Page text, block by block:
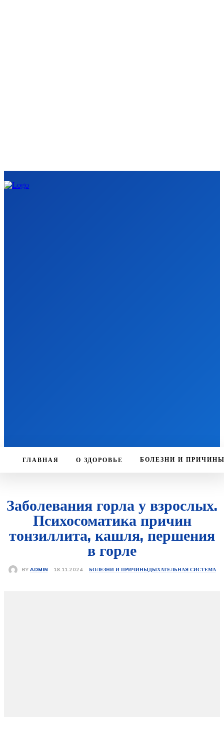
ГЛАВНАЯ О ЗДОРОВЬЕ БОЛЕЗНИ И
Заболевания горла у взрослых.
Психосоматика причин
тонзиллита, кашля, першения
в горле
BY ADMIN 18.11.2024 БОЛЕЗНИ И ПРИЧИНЫДЫХАТЕЛЬНАЯ СИСТЕМА